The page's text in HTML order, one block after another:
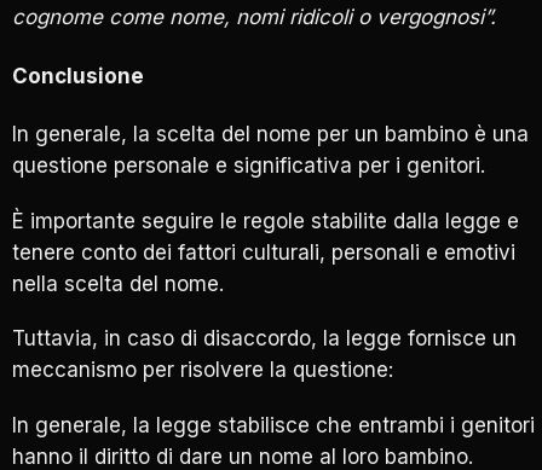
cognome come nome, nomi ridicoli o vergognosi”.
Conclusione
In generale, la scelta del nome per un bambino è una
questione personale e significativa per i genitori.
È importante seguire le regole stabilite dalla legge e
tenere conto dei fattori culturali, personali e emotivi
nella scelta del nome.
Tuttavia, in caso di disaccordo, la legge fornisce un
meccanismo per risolvere la questione:
In generale, la legge stabilisce che entrambi i genitori
hanno il diritto di dare un nome al loro bambino.